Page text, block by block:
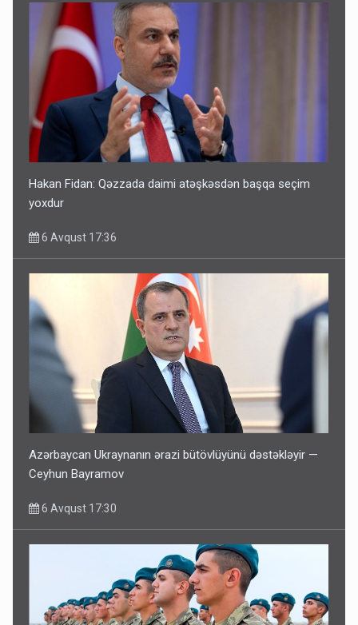
Hakan Fidan: Qəzzada daimi atəşkəsdən başqa seçim
yoxdur
6 Avqust 17:36
Azərbaycan Ukraynanın ərazi bütövlüyünü dəstəkləyir —
Ceyhun Bayramov
6 Avqust 17:30